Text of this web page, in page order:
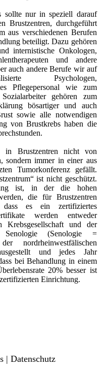
sollte nur in speziell darauf
Brustzentren, durchgeführt
aus verschiedenen Berufen
beteiligt. Dazu gehören
internistische Onkologen,
und andere
auch andere Berufe wir auf
Psychologen,
Pflegepersonal wie zum
gehören zum
bösartiger und auch
sowie alle notwendigen
von Brustkrebs haben die
in Brustzentren nicht von
sondern immer in einer aus
Tumorkonferenz gefällt.
ist nicht geschützt.
ist, in der die hohen
die für Brustzentren
es ein zertifiziertes
werden entweder
Krebsgesellschaft und der
Senologie (Senologie =
nordrheinwestfälischen
und jedes Jahr
bei Behandlung in einem
20% besser ist
Einrichtung.
|Daten­schutz